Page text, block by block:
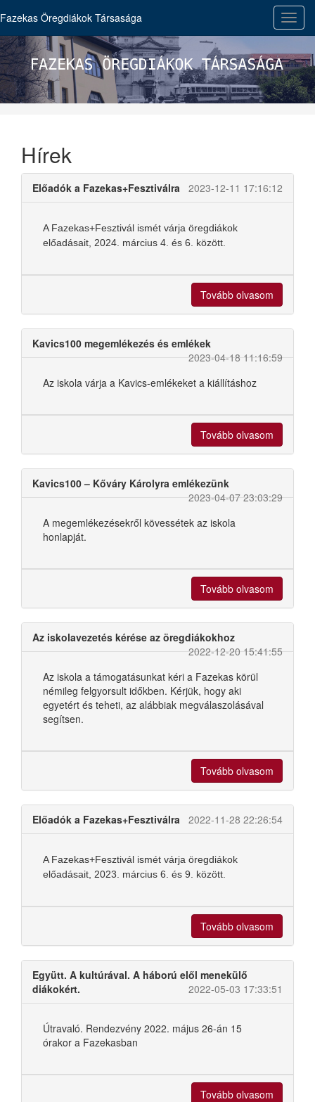
Fazekas Öregdiákok Társasága
Hírek
Előadók a Fazekas+Fesztiválra 2023-12-11 17:16:12
A Fazekas+Fesztivál ismét várja öregdiákok
előadásait, 2024. március 4. és 6. között.
Tovább olvasom
Kavics100 megemlékezés és emlékek
2023-04-18 11:16:59
Az iskola várja a Kavics-emlékeket a kiállításhoz
Tovább olvasom
Kavics100 – Kőváry Károlyra emlékezünk
2023-04-07 23:03:29
A megemlékezésekről kövessétek az iskola
honlapját.
Tovább olvasom
Az iskolavezetés kérése az öregdiákokhoz
2022-12-20 15:41:55
Az iskola a támogatásunkat kéri a Fazekas körül
némileg felgyorsult időkben. Kérjük, hogy aki
egyetért és teheti, az alábbiak megválaszolásával
segítsen.
Tovább olvasom
Előadók a Fazekas+Fesztiválra 2022-11-28 22:26:54
A Fazekas+Fesztivál ismét várja öregdiákok
előadásait, 2023. március 6. és 9. között.
Tovább olvasom
Együtt. A kultúrával. A háború elől menekülő
diákokért.
2022-05-03 17:33:51
Útravaló. Rendezvény 2022. május 26-án 15
órakor a Fazekasban
Tovább olvasom